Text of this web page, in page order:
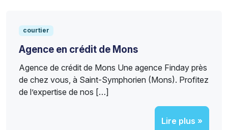
courtier
Agence en crédit de Mons
Agence de crédit de Mons Une agence Finday près
de chez vous, à Saint-Symphorien (Mons). Profitez
de l’expertise de nos […]
Lire plus »